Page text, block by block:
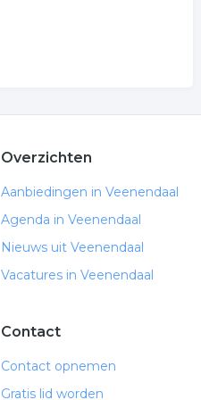
Overzichten
Aanbiedingen in Veenendaal
Agenda in Veenendaal
Nieuws uit Veenendaal
Vacatures in Veenendaal
Contact
Contact opnemen
Gratis lid worden